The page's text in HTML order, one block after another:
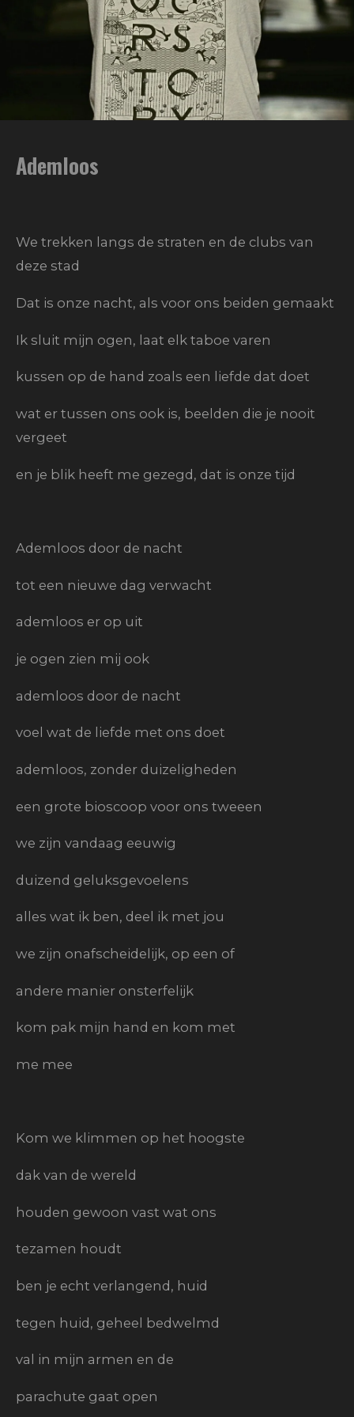
Ademloos
We trekken langs de straten en de clubs van
deze stad
Dat is onze nacht, als voor ons beiden gemaakt
Ik sluit mijn ogen, laat elk taboe varen
kussen op de hand zoals een liefde dat doet
wat er tussen ons ook is, beelden die je nooit
vergeet
en je blik heeft me gezegd, dat is onze tijd
Ademloos door de nacht
tot een nieuwe dag verwacht
ademloos er op uit
je ogen zien mij ook
ademloos door de nacht
voel wat de liefde met ons doet
ademloos, zonder duizeligheden
een grote bioscoop voor ons tweeen
we zijn vandaag eeuwig
duizend geluksgevoelens
alles wat ik ben, deel ik met jou
we zijn onafscheidelijk, op een of
andere manier onsterfelijk
kom pak mijn hand en kom met
me mee
Kom we klimmen op het hoogste
dak van de wereld
houden gewoon vast wat ons
tezamen houdt
ben je echt verlangend, huid
tegen huid, geheel bedwelmd
val in mijn armen en de
parachute gaat open